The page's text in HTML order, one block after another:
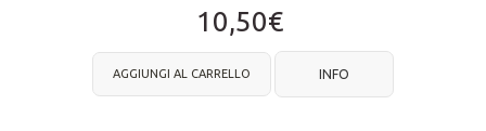
10,50€
AGGIUNGI AL CARRELLO INFO